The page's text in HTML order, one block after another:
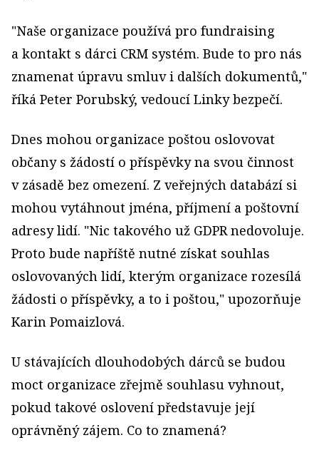
"Naše organizace používá pro fundraising
a kontakt s dárci CRM systém. Bude to pro nás
znamenat úpravu smluv i dalších dokumentů,"
říká Peter Porubský, vedoucí Linky bezpečí.
Dnes mohou organizace poštou oslovovat
občany s žádostí o příspěvky na svou činnost
v zásadě bez omezení. Z veřejných databází si
mohou vytáhnout jména, příjmení a poštovní
adresy lidí. "Nic takového už GDPR nedovoluje.
Proto bude napříště nutné získat souhlas
oslovovaných lidí, kterým organizace rozesílá
žádosti o příspěvky, a to i poštou," upozorňuje
Karin Pomaizlová.
U stávajících dlouhodobých dárců se budou
moct organizace zřejmě souhlasu vyhnout,
pokud takové oslovení představuje její
oprávněný zájem. Co to znamená?